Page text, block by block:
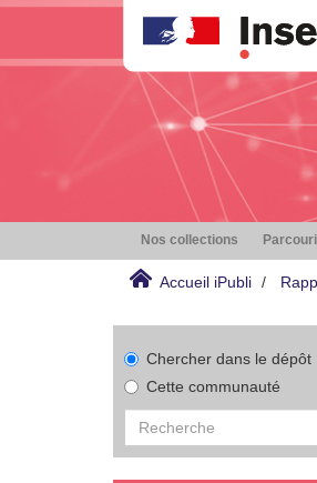
Nos collections
Accueil iPubli
Chercher dans le dépôt
Cette communauté